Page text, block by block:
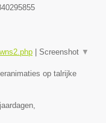
Screenshot ▼
op talrijke